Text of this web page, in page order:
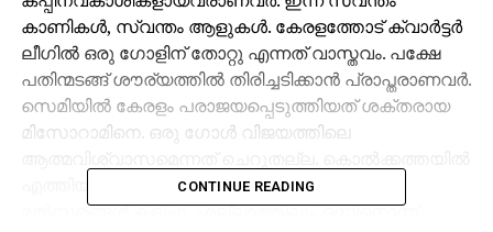
കാണികള്‍, സ്വന്തം ആളുകള്‍. കേരളത്തോട് ക്വാര്‍ട്ടര്‍
ലീഗില്‍ ഒരു ഗോളിന് തോറ്റു എന്നത് വാസ്തവം. പക്ഷേ
പതിന്മടങ്ങ് ശൗര്യത്തില്‍ തിരിച്ചടിക്കാന്‍ പ്രാപ്തരാണവര്‍.
സെമിയില്‍ കേരളം പരാജയപ്പെടുത്തിയത് ശക്തരായ
മിസോറാമിനെ. ഒരു ഗോള്‍ വിജയത്തിലെ
എത്തിയതിന് ശേഷം കേരളാ സംഘം അഞ്ച്
മല്‍സരങ്ങള്‍ കളിച്ചു. എല്ലാത്തിലും ഒന്നിനൊന്ന്
CONTINUE READING